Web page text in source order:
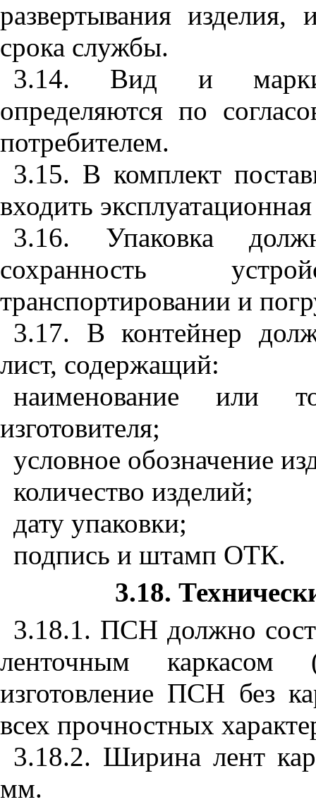
развертывания изделия,
срока службы.
3.14. Вид и
определяются по
потребителем.
3.15. В комплект
входить
3.16. Упаковка
сохранность
транспортировании и
3.17. В контейнер
лист, содержащий:
наименование или
изготовителя;
условное обозначение
количество изделий;
дату упаковки;
подпись и штамп ОТК.
3.18.
3.18.1. ПСН должно
ленточным каркасом
изготовление ПСН без
всех прочностных
3.18.2. Ширина лент
мм.